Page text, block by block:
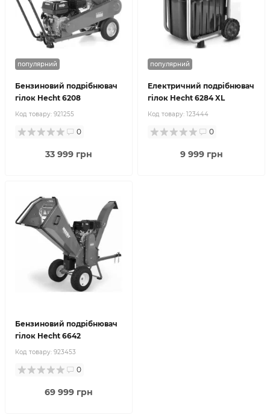
популярний
Бензиновий подрібнювач
гілок Hecht 6208
Код товару: 921255
0
33 999 грн
популярний
Електричний подрібнювач
гілок Hecht 6284 XL
Код товару: 123444
0
9 999 грн
Бензиновий подрібнювач
гілок Hecht 6642
Код товару: 923453
0
69 999 грн